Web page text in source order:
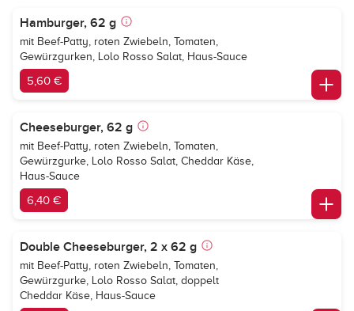
Hamburger, 62 g
mit Beef-Patty, roten Zwiebeln, Tomaten,
Gewürzgurken, Lolo Rosso Salat, Haus-Sauce
5,60 €
Cheeseburger, 62 g
mit Beef-Patty, roten Zwiebeln, Tomaten,
Gewürzgurke, Lolo Rosso Salat, Cheddar Käse,
Haus-Sauce
6,40 €
Double Cheeseburger, 2 x 62 g
mit Beef-Patty, roten Zwiebeln, Tomaten,
Gewürzgurke, Lolo Rosso Salat, doppelt
Cheddar Käse, Haus-Sauce